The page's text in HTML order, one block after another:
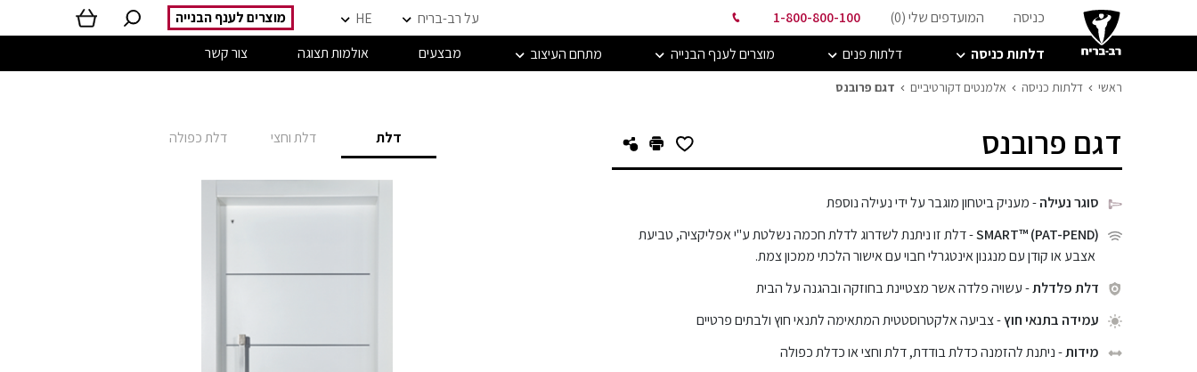
כניסה המועדפים שלי (0
)
1-800-800-100 על רב-בריח HE
מוצרים לענף הבנייה
דלתות כניסה
דלתות פנים מוצרים לענף הבנייה מתחם העיצוב מבצעים אולמות תצוגה צור קשר
ראשי דלתות כניסה אלמנטים דקורטיביים דגם פרובנס
דגם פרובנס
סוגר נעילה- מעניק ביטחון מוגבר על ידי נעילה נוספת
SMART™ (PAT-PEND)- דלת זו ניתנת לשדרוג לדלת חכמה נשלטת ע"י אפליקציה, טביעת
אצבע או קודן עם מנגנון אינטגרלי חבוי עם אישור הלכתי ממכון צמת.
דלת פלדלת- עשויה פלדה אשר מצטיינת בחוזקה ובהגנה על הבית
עמידה בתנאי חוץ- צביעה אלקטרוסטטית המתאימה לתנאי חוץ ולבתים פרטיים
מידות- ניתנת להזמנה כדלת בודדת, דלת וחצי או כדלת כפולה
דלת דלת וחצי דלת כפולה